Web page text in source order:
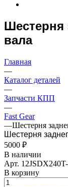
Шестерня
вала
Главная
—
Каталог деталей
—
Запчасти КПП
—
Fast Gear
—Шестерня
Шестерня
5000 ₽
В наличии
Арт.
В корзину